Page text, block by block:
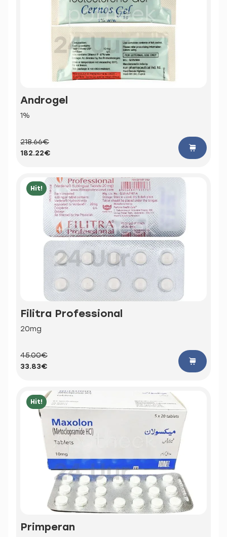
Androgel
1%
218.66€
182.22€
Hit!
Filitra Professional
20mg
45.00€
33.83€
Hit!
Primperan